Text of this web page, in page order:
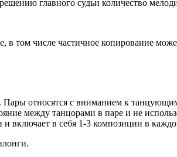
главного судьи количество
том числе частичное копирование
относятся с вниманием к
между танцорами в паре и не
включает в себя 1-3 композиции в